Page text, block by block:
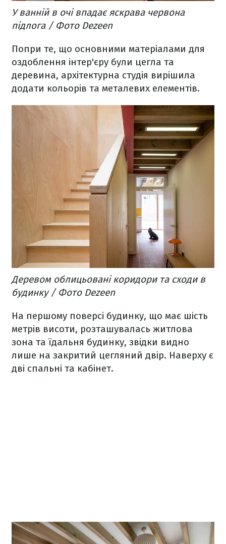
У ванній в очі впадає яскрава червона
підлога / Фото Dezeen
Попри те, що основними матеріалами для
оздоблення інтер'єру були цегла та
деревина, архітектурна студія вирішила
додати кольорів та металевих елементів.
Деревом облицьовані коридори та сходи в
будинку / Фото Dezeen
На першому поверсі будинку, що має шість
метрів висоти, розташувалась житлова
зона та їдальня будинку, звідки видно
лише на закритий цегляний двір. Наверху є
дві спальні та кабінет.